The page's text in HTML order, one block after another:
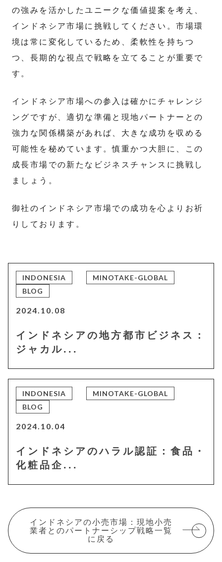
の強みを活かしたユニークな価値提案を考え、
インドネシア市場に挑戦してください。市場環
境は常に変化しているため、柔軟性を持ちつ
つ、長期的な視点で戦略を立てることが重要で
す。
インドネシア市場への参入は確かにチャレンジ
ングですが、適切な準備と現地パートナーとの
強力な関係構築があれば、大きな成功を収める
可能性を秘めています。慎重かつ大胆に、この
成長市場での新たなビジネスチャンスに挑戦し
ましょう。
御社のインドネシア市場での成功を心よりお祈
りしております。
INDONESIA
MINOTAKE-GLOBAL
BLOG
2024.10.08
インドネシアの地方都市ビジネス：
ジャカル...
INDONESIA
MINOTAKE-GLOBAL
BLOG
2024.10.04
インドネシアのハラル認証：食品・
化粧品企...
インドネシアの小売市場：現地小売
業者とのパートナーシップ戦略一覧
に戻る